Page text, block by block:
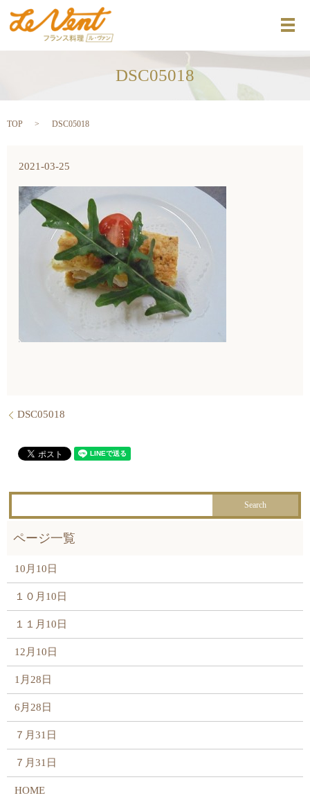
メ
DSC05018
TOP DSC05018
2021-03-25
DSC05018
10月10日
１０月10日
１１月10日
12月10日
1月28日
6月28日
７月31日
７月31日
HOME